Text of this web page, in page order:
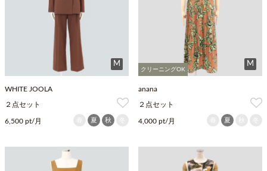
M
WHITE JOOLA
２点セット
6,500 pt/月 夏 秋
クリーニングOK
M
anana
２点セット
4,000 pt/月 夏